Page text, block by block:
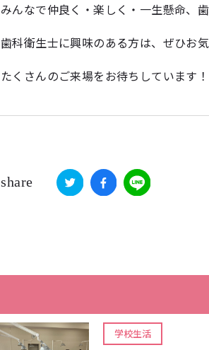
みんなで仲良く・楽しく・一生懸命、
歯科衛生士に興味のある方は、ぜひお
たくさんのご来場をお待ちしています！
share
学校生活